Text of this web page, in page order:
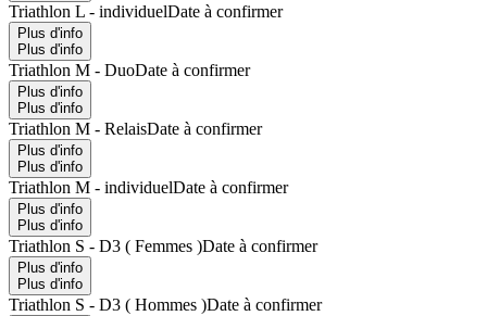
Triathlon L - individuelDate à confirmer
Plus d'info
Plus d'info
Triathlon M - DuoDate à confirmer
Plus d'info
Plus d'info
Triathlon M - RelaisDate à confirmer
Plus d'info
Plus d'info
Triathlon M - individuelDate à confirmer
Plus d'info
Plus d'info
Triathlon S - D3 ( Femmes )Date à confirmer
Plus d'info
Plus d'info
Triathlon S - D3 ( Hommes )Date à confirmer